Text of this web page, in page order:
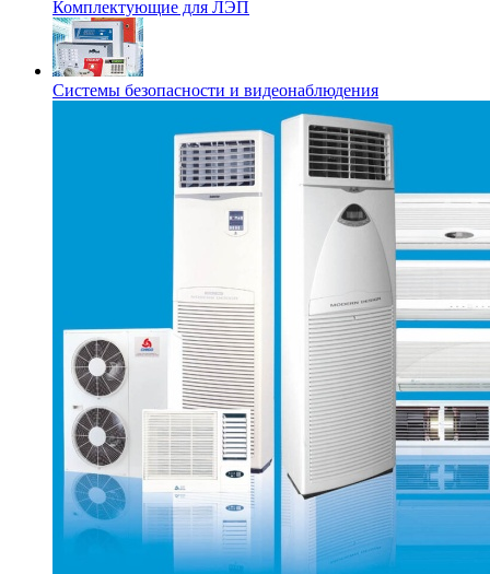
Комплектующие для ЛЭП
Системы безопасности и видеонаблюдения